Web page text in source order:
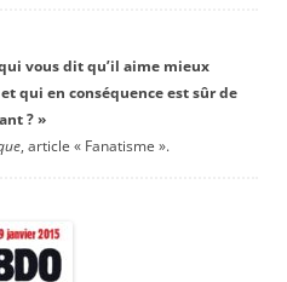
vous dit qu’il aime mieux
qui en conséquence est sûr de
? »
, article « Fanatisme ».